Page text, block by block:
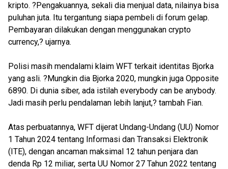
kripto. ?Pengakuannya, sekali dia menjual data, nilainya bisa
puluhan juta. Itu tergantung siapa pembeli di forum gelap.
Pembayaran dilakukan dengan menggunakan crypto
currency,? ujarnya.
Polisi masih mendalami klaim WFT terkait identitas Bjorka
yang asli. ?Mungkin dia Bjorka 2020, mungkin juga Opposite
6890. Di dunia siber, ada istilah everybody can be anybody.
Jadi masih perlu pendalaman lebih lanjut,? tambah Fian.
Atas perbuatannya, WFT dijerat Undang-Undang (UU) Nomor
1 Tahun 2024 tentang Informasi dan Transaksi Elektronik
(ITE), dengan ancaman maksimal 12 tahun penjara dan
denda Rp 12 miliar, serta UU Nomor 27 Tahun 2022 tentang